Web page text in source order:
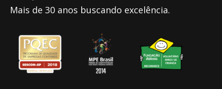
Mais de 30 anos buscando excelência.